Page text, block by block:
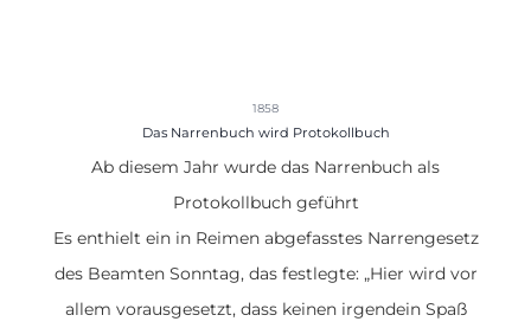
1858
Das Narrenbuch wird Protokollbuch
Ab diesem Jahr wurde das Narrenbuch als
Protokollbuch geführt
Es enthielt ein in Reimen abgefasstes Narrengesetz
des Beamten Sonntag, das festlegte: „Hier wird vor
allem vorausgesetzt, dass keinen irgendein Spaß